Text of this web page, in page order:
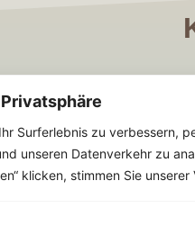
Surferlebnis zu verbessern,
unseren Datenverkehr zu
klicken, stimmen Sie
Ich war zu oft mit
und zu wenig
hat mir gezeigt, dass ich
- ganz egal unter